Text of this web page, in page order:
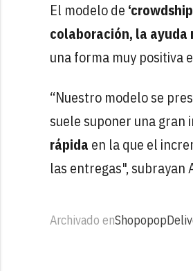
El modelo de
colaboración, la
una forma muy positiva
“Nuestro modelo se
suele suponer una gran
rápida en la que el
las entregas", subrayan
Archivado enShopopop